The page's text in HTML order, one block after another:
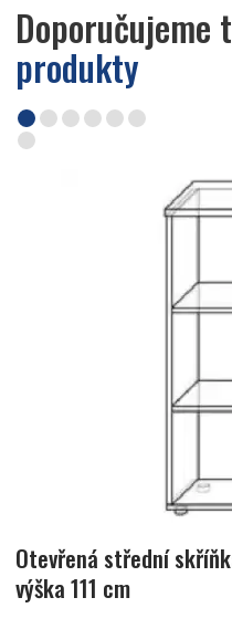
Doporučujeme
produkty
Otevřená střední
výška 111 cm